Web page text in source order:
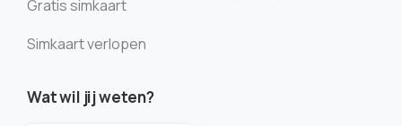
Gratis simkaart
Simkaart verlopen
Wat wil jij weten?